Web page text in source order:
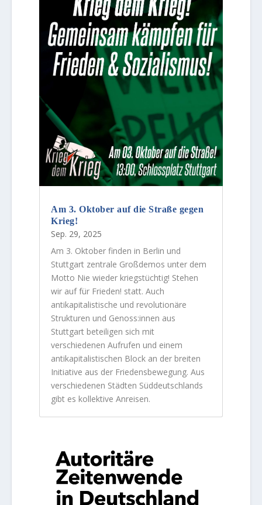
Am 3. Oktober auf die Straße gegen
Krieg!
Sep. 29, 2025
Am 3. Oktober finden in Berlin und
Stuttgart zentrale Großdemos unter dem
Motto Nie wieder kriegs­tüchtig! Stehen
wir auf für Frieden! statt. Auch
antikapitalistische und revolutionäre
Strukturen und Genoss:innen aus
Stuttgart beteiligen sich mit
verschiedenen Aufrufen und einem
antikapitalistischen Block an der breiten
Initiative aus der Friedensbewegung. Aus
verschiedenen Städten Süddeutschlands
gibt es kollektive Anreisen.